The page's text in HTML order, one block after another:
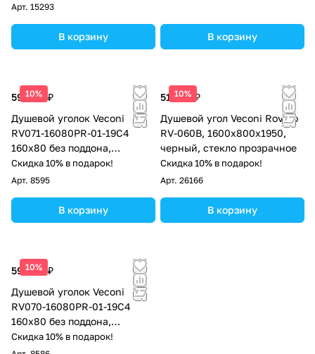
Арт. 15293
В корзину В корзину
10%
59 606 ₽
Душевой уголок Veconi
RV071-16080PR-01-19C4
160х80 без поддона,
прозрачное стекло, хром
Скидка 10% в подарок!
Арт. 8595
В корзину
10%
51 945 ₽
Душевой угол Veconi Rovigo
RV-060B, 1600х800х1950,
черный, стекло прозрачное
Скидка 10% в подарок!
Арт. 26166
В корзину
10%
59 606 ₽
Душевой уголок Veconi
RV070-16080PR-01-19C4
160х80 без поддона,
прозрачное стекло, черный
матовый
Скидка 10% в подарок!